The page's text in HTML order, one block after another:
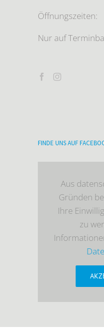
Öffnungszeiten:
Nur auf
FINDE UNS AUF
Aus
Gründen
Ihre
zu